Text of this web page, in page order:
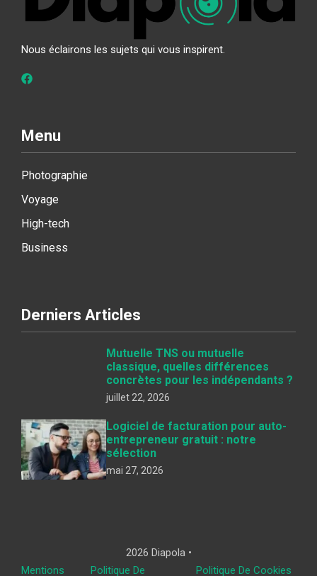
Nous éclairons les sujets qui vous inspirent.
Menu
Photographie
Voyage
High-tech
Business
Derniers Articles
Mutuelle TNS ou mutuelle
classique, quelles différences
concrètes pour les indépendants ?
juillet 22, 2026
Logiciel de facturation pour auto-
entrepreneur gratuit : notre
sélection
mai 27, 2026
2026 Diapola •
Mentions
Politique De Politique De Cookies